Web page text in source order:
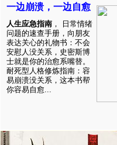
一边崩溃，一边自愈
人生应急指南 ， 日常情绪
问题的速查手册，向朋友
表达关心的礼物书：不会
安慰人没关系，史密斯博
士就是你的治愈系嘴替。
耐死型人格修炼指南：容
易崩溃没关系，这本书帮
你容易自愈...